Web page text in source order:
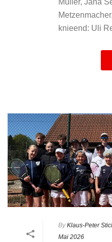
Müller, Jana
knieend: Uli
By Klaus-Peter
Mai 2026